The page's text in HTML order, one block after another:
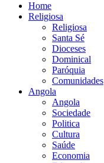
Home
Religiosa
Religiosa
Santa Sé
Dioceses
Dominical
Paróquia
Comunidades
Angola
Angola
Sociedade
Politica
Cultura
Saúde
Economia